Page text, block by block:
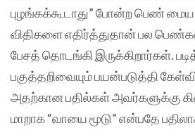
புழங்கக்கூடாது” போன்ற பெண்
விதிகளை எதிர்த்துதான் பல
பேசத் தொடங்கி இருக்கிறார்கள்.
பகுத்தறிவையும் பயன்படுத்தி
அதற்கான பதில்கள் அவர்களுக்கு
மாறாக “வாயை மூடு” என்பதே